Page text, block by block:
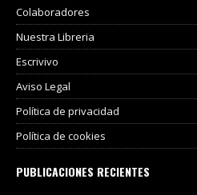
Colaboradores
Nuestra Libreria
Escrivivo
Aviso Legal
Política de privacidad
Política de cookies
PUBLICACIONES RECIENTES